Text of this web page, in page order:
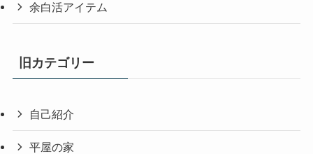
余白活アイテム
旧カテゴリー
自己紹介
平屋の家